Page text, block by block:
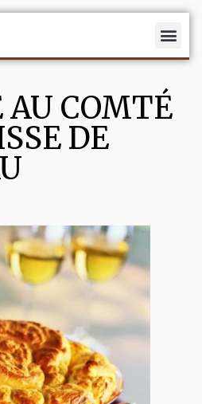
AU COMTÉ
DE